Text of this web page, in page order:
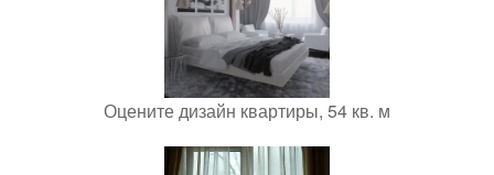
Оцените дизайн квартиры, 54 кв. м